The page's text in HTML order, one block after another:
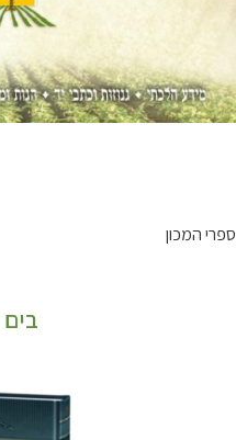
ספרי המכון